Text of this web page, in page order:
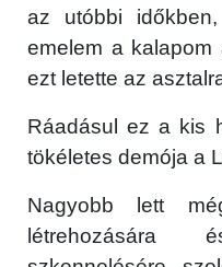
az utóbbi
emelem a kalapom
ezt letette az
Ráadásul ez a kis
tökéletes demója a
Nagyobb lett
létrehozására